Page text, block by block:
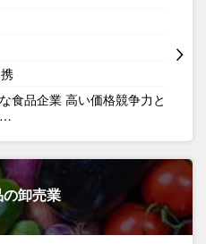
食品企業 高い価格競争力と
…
卸売業